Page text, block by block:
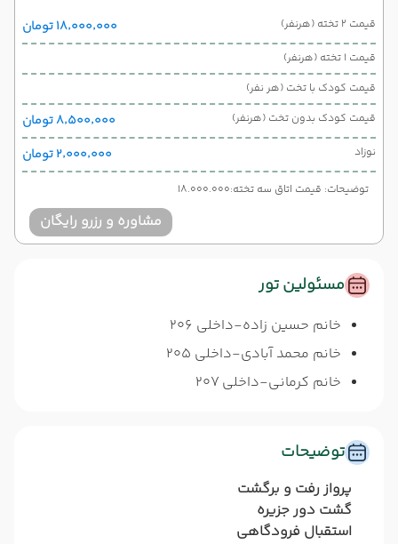
قیمت 2 تخته (هرنفر) ۱۸٬۰۰۰٬۰۰۰ تومان
قیمت 1 تخته (هرنفر)
قیمت کودک با تخت (هر نفر)
قیمت کودک بدون تخت (هرنفر)
۸٬۵۰۰٬۰۰۰ تومان
نوزاد ۲٬۰۰۰٬۰۰۰ تومان
توضیحات: قیمت اتاق سه تخته:18.000.000
مشاوره و رزرو رایگان
مسئولین تور
خانم حسین زاده-داخلی 206
خانم محمد آبادی-داخلی 205
خانم کرمانی-داخلی 207
توضیحات
پرواز رفت و برگشت
گشت دور جزیره
استقبال فرودگاهی